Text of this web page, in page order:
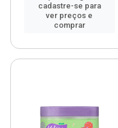
cadastre-se para
ver preços e
comprar